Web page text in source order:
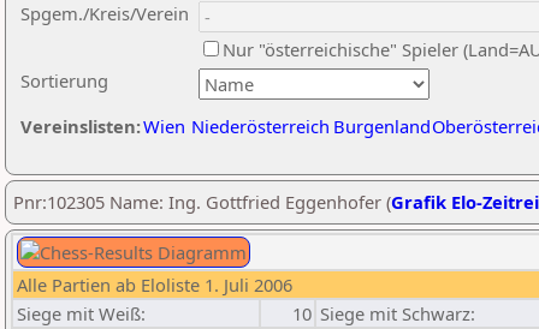
Sortierung
Spgem./Kreis/Verein
Nur "österreichische" Spieler
Vereinslisten:Wien Niederösterreich Burgenland
Pnr:102305 Name: Ing. Gottfried Eggenhofer (Grafik Elo-
Alle Partien ab Eloliste 1. Juli 2006
Siege mit Weiß:
10 Siege mit Schwarz: